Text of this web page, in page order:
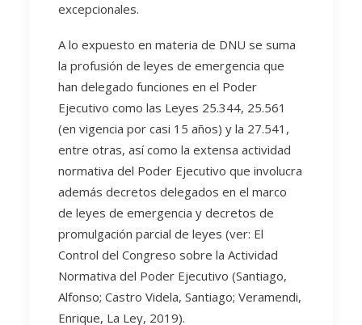
excepcionales.
A lo expuesto en materia de DNU se suma
la profusión de leyes de emergencia que
han delegado funciones en el Poder
Ejecutivo como las Leyes 25.344, 25.561
(en vigencia por casi 15 años) y la 27.541,
entre otras, así como la extensa actividad
normativa del Poder Ejecutivo que involucra
además decretos delegados en el marco
de leyes de emergencia y decretos de
promulgación parcial de leyes (ver: El
Control del Congreso sobre la Actividad
Normativa del Poder Ejecutivo (Santiago,
Alfonso; Castro Videla, Santiago; Veramendi,
Enrique, La Ley, 2019).